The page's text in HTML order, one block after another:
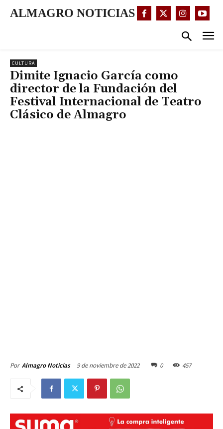
ALMAGRO NOTICIAS
CULTURA
Dimite Ignacio García como
director de la Fundación del
Festival Internacional de Teatro
Clásico de Almagro
Por Almagro Noticias 9 de noviembre de 2022 0 457